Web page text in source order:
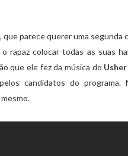
, que parece querer uma segunda
colocar todas as suas
que ele fez da música do Usher
candidatos do